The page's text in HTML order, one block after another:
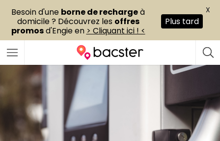
Besoin d'une borne de rechargeà
domicile ? Découvrez les offres
promosd'Engie en > Cliquant ici ! <
Plus tard
X